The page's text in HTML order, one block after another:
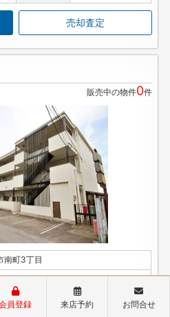
売却査定
販売中の物件0件
南町3丁目
バス13分停歩5分
員登録 来店予約 お問合せ